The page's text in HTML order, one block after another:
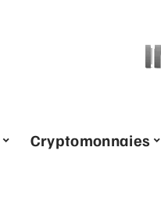
Cryptomonnaies